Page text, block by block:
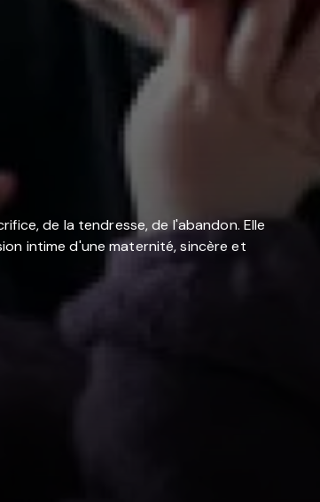
de la tendresse, de l'abandon. Elle
intime d'une maternité, sincère et